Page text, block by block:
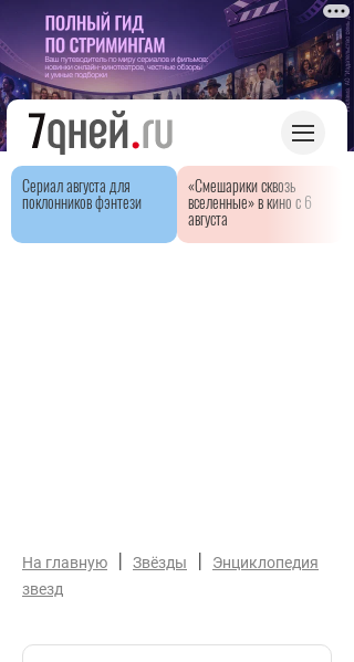
Сериал августа для
поклонников фэнтези
«Смешарики сквозь
вселенные» в кино с 6
августа
На главную | Звёзды |
Энциклопедия
звезд